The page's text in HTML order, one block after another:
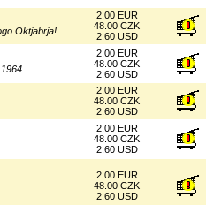
Oktjabrja!
2.00 EUR
48.00 CZK
2.60 USD
2.00 EUR
48.00 CZK
2.60 USD
2.00 EUR
48.00 CZK
2.60 USD
2.00 EUR
48.00 CZK
2.60 USD
2.00 EUR
48.00 CZK
2.60 USD